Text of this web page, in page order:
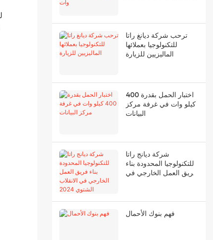
ترحب شركة ديانغ راتا
للتكنولوجيا بعملائها
الماليزيين للزيارة
اختبار الحمل بقدرة 400
كيلو وات في غرفة مركز
البيانات
شركة ديانج راتا
للتكنولوجيا المحدودة بناء
فريق العمل الخارجي في
فهم بنوك الأحمال